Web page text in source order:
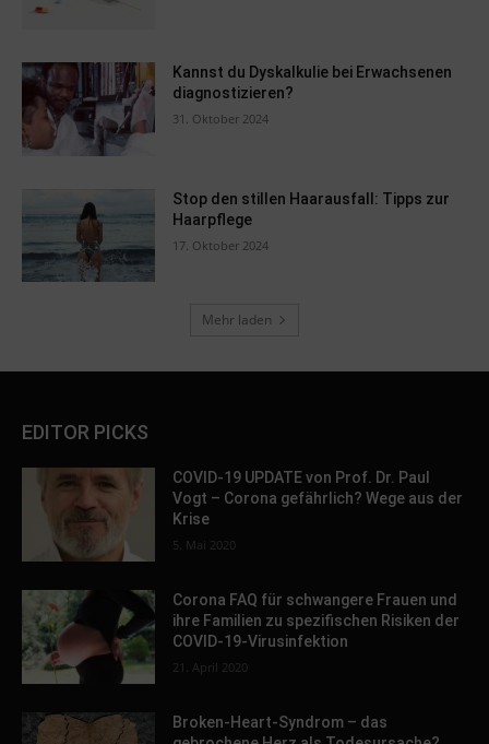
Kannst du Dyskalkulie bei Erwachsenen
diagnostizieren?
31. Oktober 2024
Stop den stillen Haarausfall: Tipps zur
Haarpflege
17. Oktober 2024
Mehr laden
EDITOR PICKS
COVID-19 UPDATE von Prof. Dr. Paul
Vogt – Corona gefährlich? Wege aus der
Krise
5. Mai 2020
Corona FAQ für schwangere Frauen und
ihre Familien zu spezifischen Risiken der
COVID-19-Virusinfektion
21. April 2020
Broken-Heart-Syndrom – das